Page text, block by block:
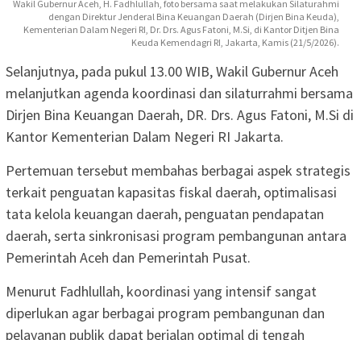
Wakil Gubernur Aceh, H. Fadhlullah, foto bersama saat melakukan Silaturahmi
dengan Direktur Jenderal Bina Keuangan Daerah (Dirjen Bina Keuda),
Kementerian Dalam Negeri RI, Dr. Drs. Agus Fatoni, M.Si, di Kantor Ditjen Bina
Keuda Kemendagri RI, Jakarta, Kamis (21/5/2026).
Selanjutnya, pada pukul 13.00 WIB, Wakil Gubernur Aceh
melanjutkan agenda koordinasi dan silaturrahmi bersama
Dirjen Bina Keuangan Daerah, DR. Drs. Agus Fatoni, M.Si di
Kantor Kementerian Dalam Negeri RI Jakarta.
Pertemuan tersebut membahas berbagai aspek strategis
terkait penguatan kapasitas fiskal daerah, optimalisasi
tata kelola keuangan daerah, penguatan pendapatan
daerah, serta sinkronisasi program pembangunan antara
Pemerintah Aceh dan Pemerintah Pusat.
Menurut Fadhlullah, koordinasi yang intensif sangat
diperlukan agar berbagai program pembangunan dan
pelayanan publik dapat berjalan optimal di tengah